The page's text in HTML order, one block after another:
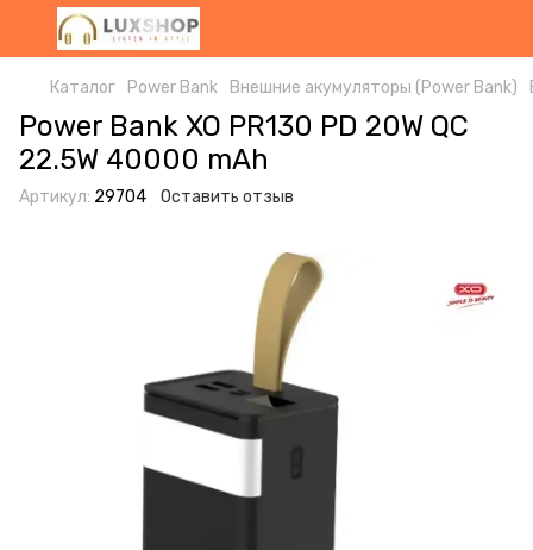
Каталог Power Bank Внешние акумуляторы (Power Bank)
Power Bank XO PR130 PD 20W QC
22.5W 40000 mAh
Артикул: 29704 Оставить отзыв